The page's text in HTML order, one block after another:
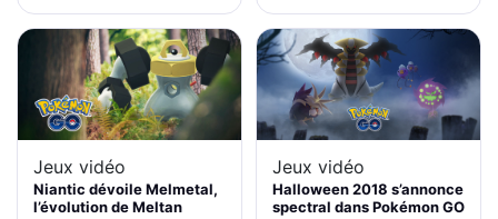
Jeux vidéo
Niantic dévoile Melmetal,
l’évolution de Meltan
Jeux vidéo
Halloween 2018 s’annonce
spectral dans Pokémon GO